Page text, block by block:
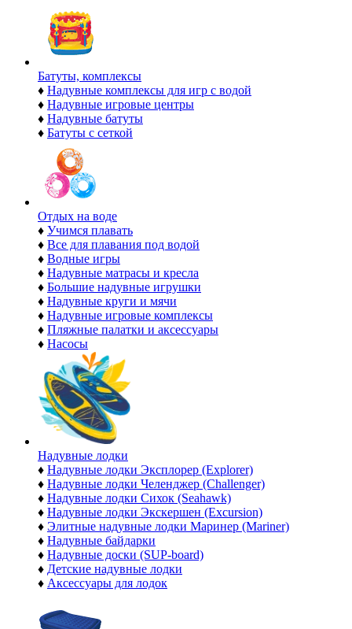
Батуты, комплексы
♦ Надувные комплексы для игр с водой
♦ Надувные игровые центры
♦ Надувные батуты
♦ Батуты с сеткой
Отдых на воде
♦ Учимся плавать
♦ Все для плавания под водой
♦ Водные игры
♦ Надувные матрасы и кресла
♦ Большие надувные игрушки
♦ Надувные круги и мячи
♦ Надувные игровые комплексы
♦ Пляжные палатки и аксессуары
♦ Насосы
Надувные лодки
♦ Надувные лодки Эксплорер (Explorer)
♦ Надувные лодки Челенджер (Challenger)
♦ Надувные лодки Сихок (Seahawk)
♦ Надувные лодки Экскершен (Excursion)
♦ Элитные надувные лодки Маринер (Mariner)
♦ Надувные байдарки
♦ Надувные доски (SUP-board)
♦ Детские надувные лодки
♦ Аксессуары для лодок